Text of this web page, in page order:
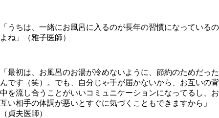
「うちは、一緒にお風呂に入るのが長年の習慣になっているの
よね」（雅子医師）
「最初は、お風呂のお湯が冷めないように、節約のためだった
んです（笑）。でも、自分じゃ手が届かないから、お互いの背
中を流し合うことがいいコミュニケーションになってるし、お
互い相手の体調が悪いとすぐに気づくこともできますから」
（貞夫医師）